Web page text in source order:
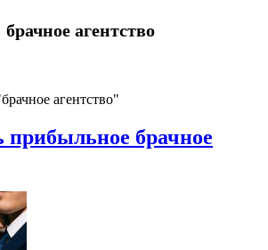
брачное агентство
агентство"
брачное